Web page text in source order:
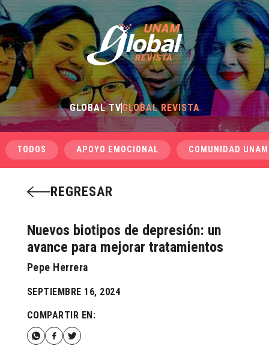
GLOBAL TVGLOBAL REVISTA
TODOS APOYO EMOCIONAL COMUNIDAD UNAM
REGRESAR
Nuevos biotipos de depresión: un
avance para mejorar tratamientos
Pepe Herrera
SEPTIEMBRE 16, 2024
COMPARTIR EN: